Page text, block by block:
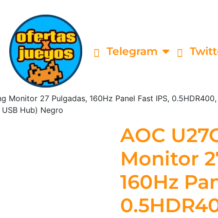
Telegram
Monitor 27 Pulgadas, 160Hz Panel Fast IPS,
Hub) Negro
AOC
Monitor
160Hz